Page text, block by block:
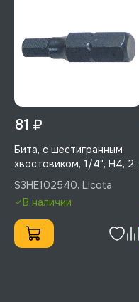
81 ₽
Бита, с шестигранным
хвостовиком, 1/4", H4, 25
мм, усиленная, 1 шт,
Licota, S3HE102540
S3HE102540, Licota
В наличии